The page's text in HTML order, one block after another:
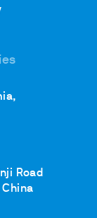
Road
China